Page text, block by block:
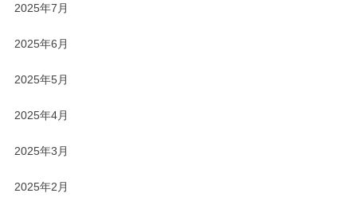
2025年7月
2025年6月
2025年5月
2025年4月
2025年3月
2025年2月